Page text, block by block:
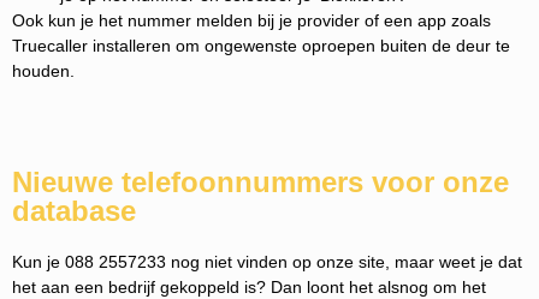
Ook kun je het nummer melden bij je provider of een app zoals
Truecaller installeren om ongewenste oproepen buiten de deur te
houden.
Nieuwe telefoonnummers voor onze
database
Kun je 088 2557233 nog niet vinden op onze site, maar weet je dat
het aan een bedrijf gekoppeld is? Dan loont het alsnog om het